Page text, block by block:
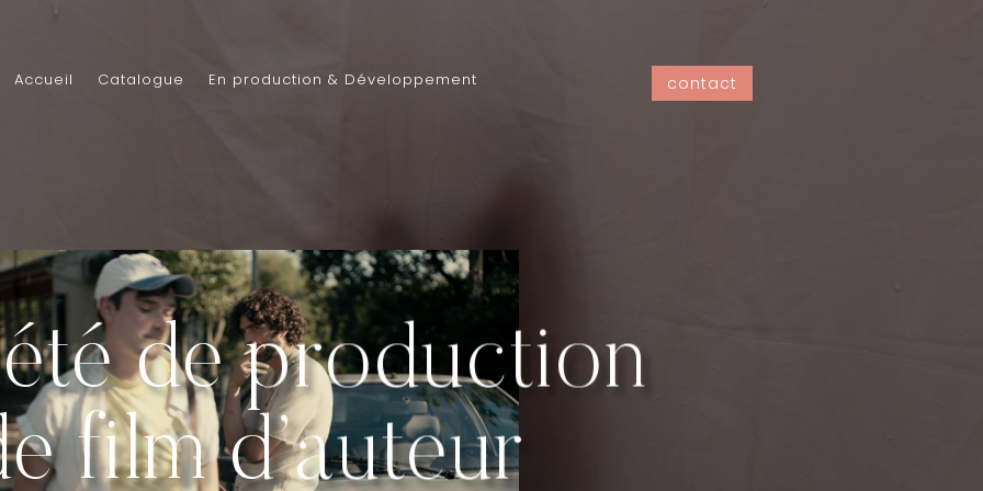
Accueil Catalogue En production & Développement contact
de production
film d’auteur